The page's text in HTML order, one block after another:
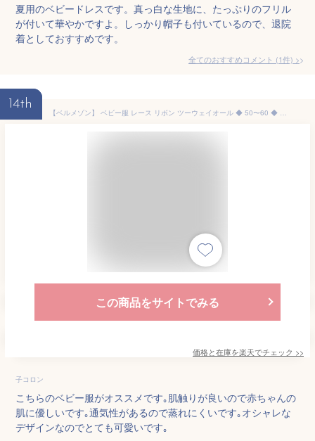
夏用のベビードレスです。真っ白な生地に、たっぷりのフリル
が付いて華やかですよ。しっかり帽子も付いているので、退院
着としておすすめです。
全てのおすすめコメント (1件) >
14th
【ベルメゾン】 ベビー服 レース リボン ツーウェイオール ◆ 50〜60 ◆ ◇ ベビー 女の子 ガールズ ツーウェイドレス ドレス ツーウェイ 退院着 百日参り ◇
この商品をサイトでみる
価格と在庫を楽天でチェック >>
子コロン
こちらのベビー服がオススメです｡肌触りが良いので赤ちゃんの
肌に優しいです｡通気性があるので蒸れにくいです｡オシャレな
デザインなのでとても可愛いです｡